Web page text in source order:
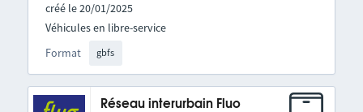
créé le 20/01/2025
Format gbfs
Véhicules en libre-service
Réseau interurbain Fluo